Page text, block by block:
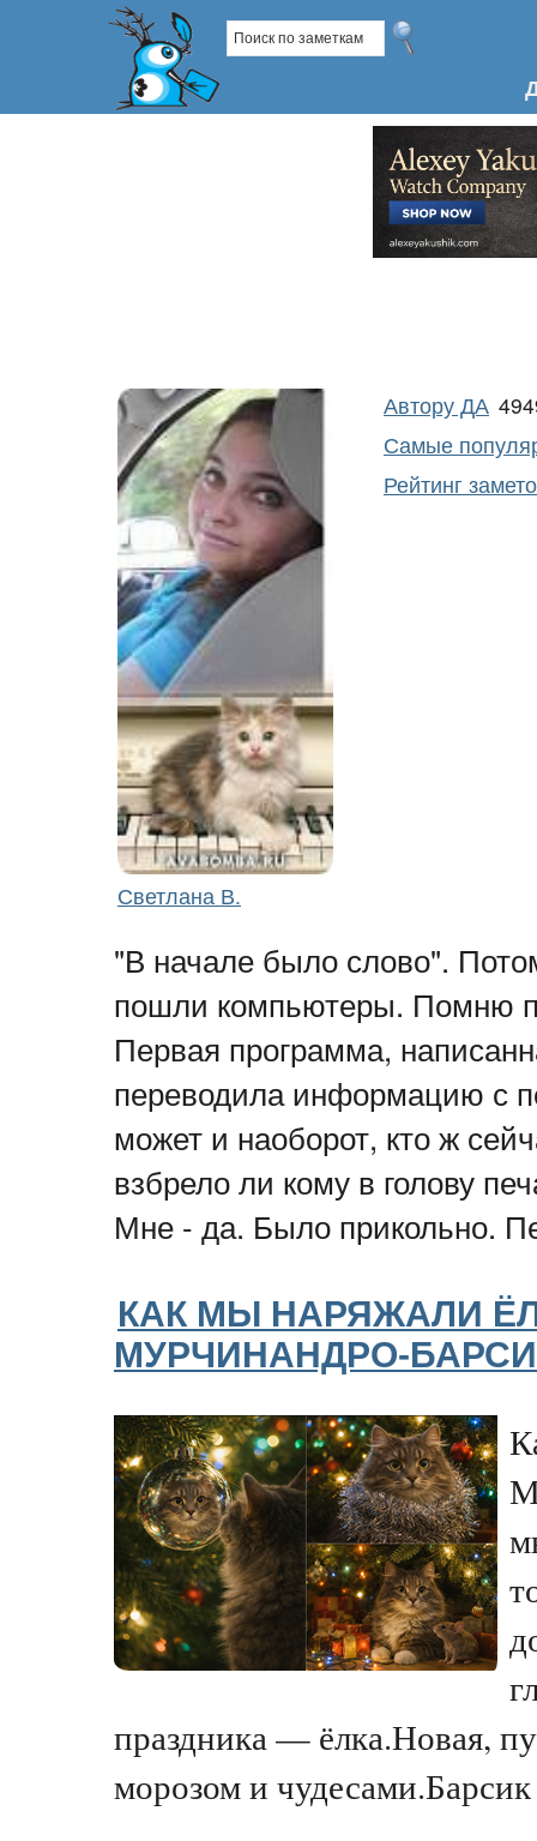
Светлана В.
Автору ДА
Самые
Рейтинг
"В начале было слово".
пошли компьютеры. Помню
Первая программа,
переводила информацию с
может и наоборот, кто ж
взбрело ли кому в голову
Мне - да. Было прикольно.
КАК МЫ НАРЯЖАЛИ
МУРЧИНАНДРО-
праздника — ёлка.Новая,
морозом и